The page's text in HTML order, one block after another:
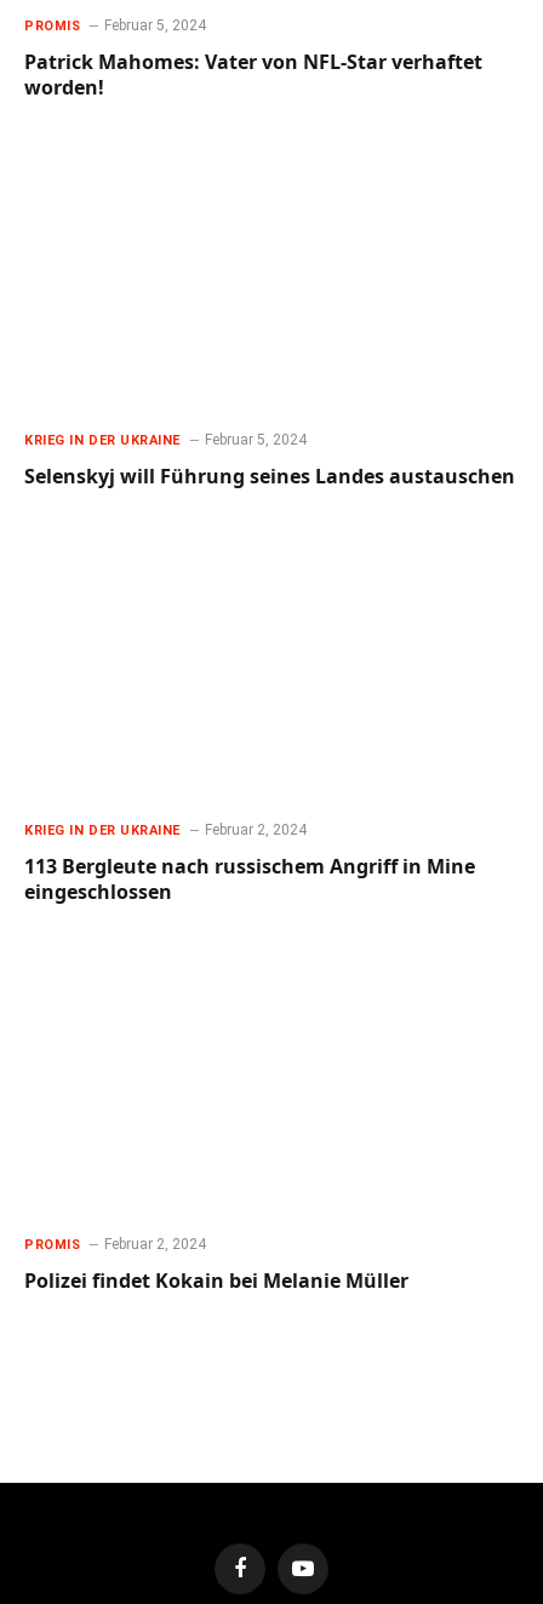
PROMIS Februar 5, 2024
Patrick Mahomes: Vater von NFL-Star verhaftet
worden!
KRIEG IN DER UKRAINE Februar 5, 2024
Selenskyj will Führung seines Landes austauschen
KRIEG IN DER UKRAINE Februar 2, 2024
113 Bergleute nach russischem Angriff in Mine
eingeschlossen
PROMIS Februar 2, 2024
Polizei findet Kokain bei Melanie Müller
FacebookYouTube